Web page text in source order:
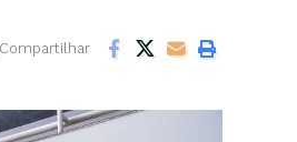
Compartilhar